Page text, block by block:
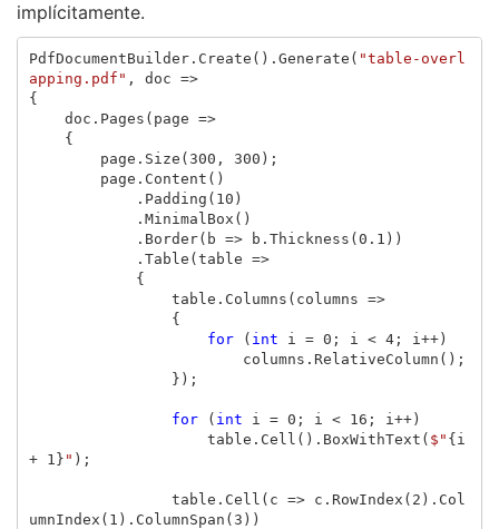
implícitamente.
PdfDocumentBuilder. Create (). Generate ( "table-overl
apping.pdf" , doc =>
{
doc . Pages ( page =>
{
page . Size ( 300 , 300 );
page . Content ()
. Padding ( 10 )
. MinimalBox ()
. Border( b => b . Thickness ( 0.1 ))
. Table ( table =>
{
table . Columns ( columns =>
{
for
( int i = 0 ; i < 4; i ++)
columns . RelativeColumn ();
});
for ( int i = 0 ; i < 16 ; i ++)
table . Cell (). BoxWithText ( $" { i
+
1 } " );
table . Cell ( c => c . RowIndex ( 2 ). Col
umnIndex ( 1 ). ColumnSpan ( 3 ))